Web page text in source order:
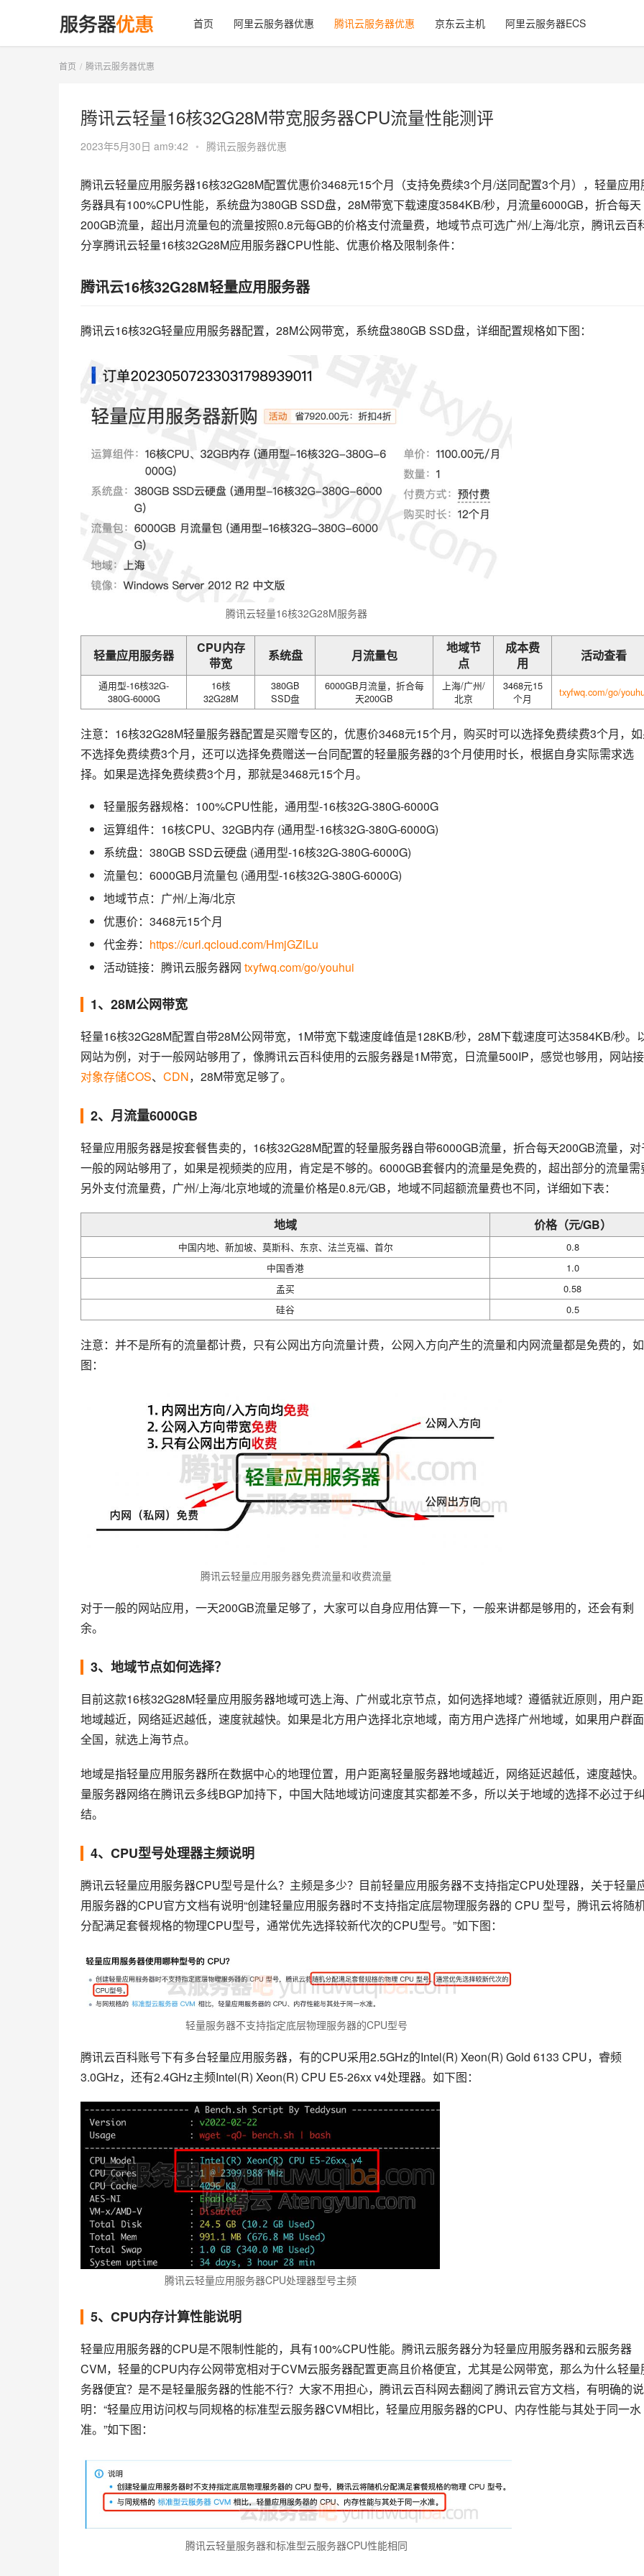
首页 阿里云服务器优惠 腾讯云服务器优惠 京东云主机 阿里云服务器ECS
首页 腾讯云服务器优惠
腾讯云轻量16核32G28M带宽服务器CPU流量性能测评
2023年5月30日 am9:42 • 腾讯云服务器优惠
腾讯云轻量应用服务器16核32G28M配置优惠价3468元15个月（支持免费续3个月/送同配置3个月），轻量应用
务器具有100%CPU性能，系统盘为380GB SSD盘，28M带宽下载速度3584KB/秒，月流量6000GB，折合每天
200GB流量，超出月流量包的流量按照0.8元每GB的价格支付流量费，地域节点可选广州/上海/北京，腾讯云百
分享腾讯云轻量16核32G28M应用服务器CPU性能、优惠价格及限制条件：
腾讯云16核32G28M轻量应用服务器
腾讯云16核32G轻量应用服务器配置，28M公网带宽，系统盘380GB SSD盘，详细配置规格如下图：
腾讯云轻量16核32G28M服务器
轻量应用服务器
CPU内存
带宽
系统盘 月流量包
地域节
点
成本费
用
活动查看
通用型-16核32G-
380G-6000G
16核
32G28M
380GB
SSD盘
6000GB月流量，折合每
天200GB
上海/广州/
北京
3468元15
个月
txyfwq.com/go/
注意：16核32G28M轻量服务器配置是买赠专区的，优惠价3468元15个月，购买时可以选择免费续费3个月，
不选择免费续费3个月，还可以选择免费赠送一台同配置的轻量服务器的3个月使用时长，根据自身实际需求选
择。如果是选择免费续费3个月，那就是3468元15个月。
轻量服务器规格：100%CPU性能，通用型-16核32G-380G-6000G
运算组件：16核CPU、32GB内存 (通用型-16核32G-380G-6000G)
系统盘：380GB SSD云硬盘 (通用型-16核32G-380G-6000G)
流量包：6000GB月流量包 (通用型-16核32G-380G-6000G)
地域节点：广州/上海/北京
优惠价：3468元15个月
代金券： https://curl.qcloud.com/HmjGZiLu
活动链接：腾讯云服务器网 txyfwq.com/go/youhui
1、28M公网带宽
轻量16核32G28M配置自带28M公网带宽，1M带宽下载速度峰值是128KB/秒，28M下载速度可达3584KB/秒。
网站为例，对于一般网站够用了，像腾讯云百科使用的云服务器是1M带宽，日流量500IP，感觉也够用，网站
对象存储COS、 CDN，28M带宽足够了。
2、月流量6000GB
轻量应用服务器是按套餐售卖的，16核32G28M配置的轻量服务器自带6000GB流量，折合每天200GB流量，对
一般的网站够用了，如果是视频类的应用，肯定是不够的。6000GB套餐内的流量是免费的，超出部分的流量需
另外支付流量费，广州/上海/北京地域的流量价格是0.8元/GB，地域不同超额流量费也不同，详细如下表：
地域 价格（元/GB）
中国内地、新加坡、莫斯科、东京、法兰克福、首尔
0.8
中国香港
1.0
孟买
0.58
硅谷
0.5
注意：并不是所有的流量都计费，只有公网出方向流量计费，公网入方向产生的流量和内网流量都是免费的，
图：
腾讯云轻量应用服务器免费流量和收费流量
对于一般的网站应用，一天200GB流量足够了，大家可以自身应用估算一下，一般来讲都是够用的，还会有剩
余。
3、地域节点如何选择？
目前这款16核32G28M轻量应用服务器地域可选上海、广州或北京节点，如何选择地域？遵循就近原则，用户
地域越近，网络延迟越低，速度就越快。如果是北方用户选择北京地域，南方用户选择广州地域，如果用户群
全国，就选上海节点。
地域是指轻量应用服务器所在数据中心的地理位置，用户距离轻量服务器地域越近，网络延迟越低，速度越快
量服务器网络在腾讯云多线BGP加持下，中国大陆地域访问速度其实都差不多，所以关于地域的选择不必过于
结。
4、CPU型号处理器主频说明
腾讯云轻量应用服务器CPU型号是什么？主频是多少？目前轻量应用服务器不支持指定CPU处理器，关于轻量
用服务器的CPU官方文档有说明“创建轻量应用服务器时不支持指定底层物理服务器的 CPU 型号，腾讯云将随
分配满足套餐规格的物理CPU型号，通常优先选择较新代次的CPU型号。”如下图：
轻量服务器不支持指定底层物理服务器的CPU型号
腾讯云百科账号下有多台轻量应用服务器，有的CPU采用2.5GHz的Intel(R) Xeon(R) Gold 6133 CPU，睿频
3.0GHz，还有2.4GHz主频Intel(R) Xeon(R) CPU E5-26xx v4处理器。如下图：
腾讯云轻量应用服务器CPU处理器型号主频
5、CPU内存计算性能说明
轻量应用服务器的CPU是不限制性能的，具有100%CPU性能。腾讯云服务器分为轻量应用服务器和云服务器
CVM，轻量的CPU内存公网带宽相对于CVM云服务器配置更高且价格便宜，尤其是公网带宽，那么为什么轻量
务器便宜？是不是轻量服务器的性能不行？大家不用担心，腾讯云百科网去翻阅了腾讯云官方文档，有明确的说
明：“轻量应用访问权与同规格的标准型云服务器CVM相比，轻量应用服务器的CPU、内存性能与其处于同一水
准。”如下图：
腾讯云轻量服务器和标准型云服务器CPU性能相同